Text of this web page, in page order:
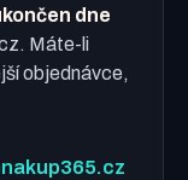
dne
Máte-li
objednávce,